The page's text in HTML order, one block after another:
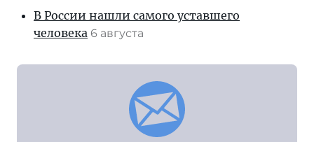
В России нашли самого уставшего
человека 6 августа